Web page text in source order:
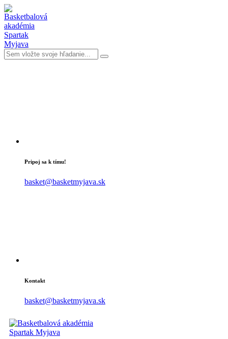
Pripoj sa k tímu!
basket@basketmyjava.sk
Kontakt
basket@basketmyjava.sk